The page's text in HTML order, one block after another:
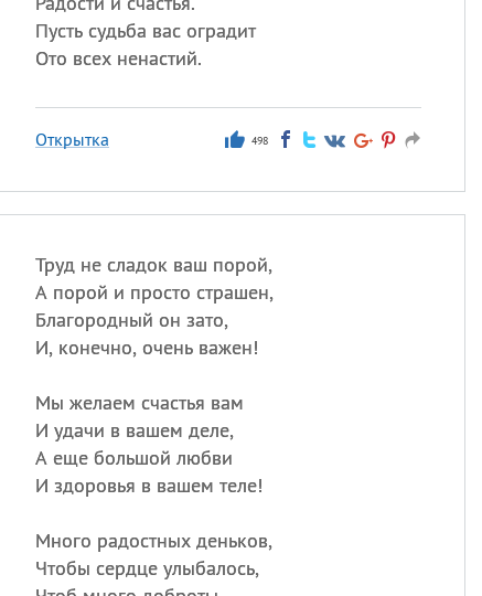
Пусть судьба вас оградит
Ото всех ненастий.
Открытка 498
Труд не сладок ваш порой,
А порой и просто страшен,
Благородный он зато,
И, конечно, очень важен!
Мы желаем счастья вам
И удачи в вашем деле,
А еще большой любви
И здоровья в вашем теле!
Много радостных деньков,
Чтобы сердце улыбалось,